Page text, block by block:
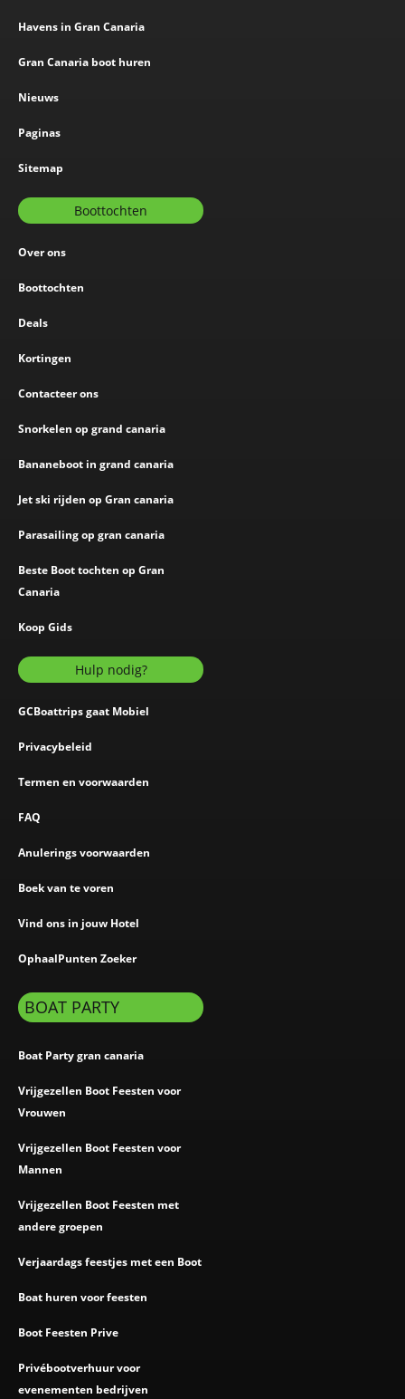
Havens in Gran Canaria
Gran Canaria boot huren
Nieuws
Paginas
Sitemap
Boottochten
Over ons
Boottochten
Deals
Kortingen
Contacteer ons
Snorkelen op grand canaria
Bananeboot in grand canaria
Jet ski rijden op Gran canaria
Parasailing op gran canaria
Beste Boot tochten op Gran
Canaria
Koop Gids
Hulp nodig?
GCBoattrips gaat Mobiel
Privacybeleid
Termen en voorwaarden
FAQ
Anulerings voorwaarden
Boek van te voren
Vind ons in jouw Hotel
OphaalPunten Zoeker
BOAT PARTY
Boat Party gran canaria
Vrijgezellen Boot Feesten voor
Vrouwen
Vrijgezellen Boot Feesten voor
Mannen
Vrijgezellen Boot Feesten met
andere groepen
Verjaardags feestjes met een Boot
Boat huren voor feesten
Boot Feesten Prive
Privébootverhuur voor
evenementen bedrijven